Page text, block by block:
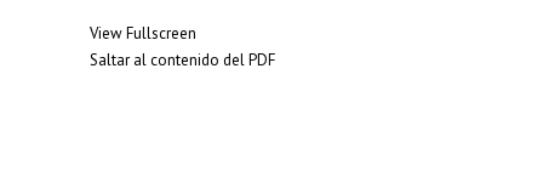
View Fullscreen
Saltar al contenido del PDF